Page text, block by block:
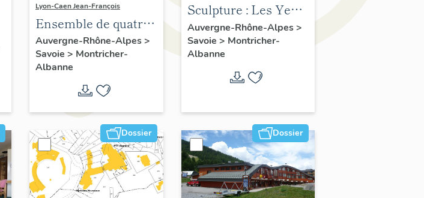
Lyon-Caen Jean-François
Ensemble de quatre
tableaux des Saisons
Auvergne-Rhône-Alpes>
Savoie > Montricher-
Albanne
Sculpture : Les Yeux
sur le toit
Auvergne-Rhône-Alpes>
Savoie > Montricher-
Albanne
Dossier Dossier